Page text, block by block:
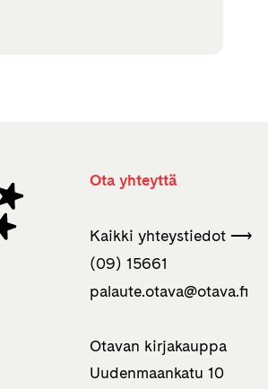
Ota yhteyttä
Kaikki yhteystiedot ⟶
(09) 15661
palaute.otava­@otava.fi
Otavan kirjakauppa
Uudenmaankatu 10